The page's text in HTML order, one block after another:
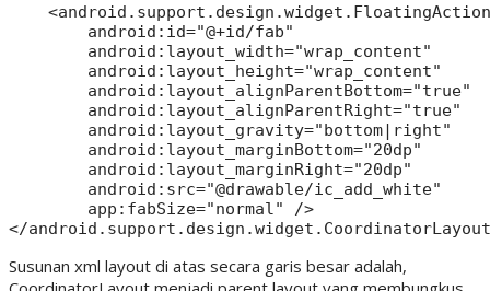
        android:id="@+id/fab"
        android:layout_width="wrap_content"
        android:layout_height="wrap_content"
        android:layout_alignParentBottom="true"
        android:layout_alignParentRight="true"
        android:layout_gravity="bottom|right"
        android:layout_marginBottom="20dp"
        android:layout_marginRight="20dp"
        android:src="@drawable/ic_add_white"
        app:fabSize="normal" />
Susunan xml layout di atas secara garis besar adalah,